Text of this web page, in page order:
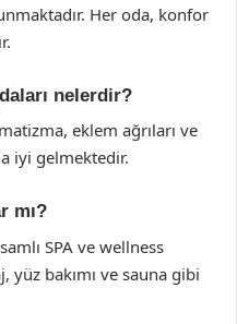
Her oda, konfor
nelerdir?
eklem ağrıları ve
iyi gelmektedir.
mı?
SPA ve wellness
yüz bakımı ve sauna gibi